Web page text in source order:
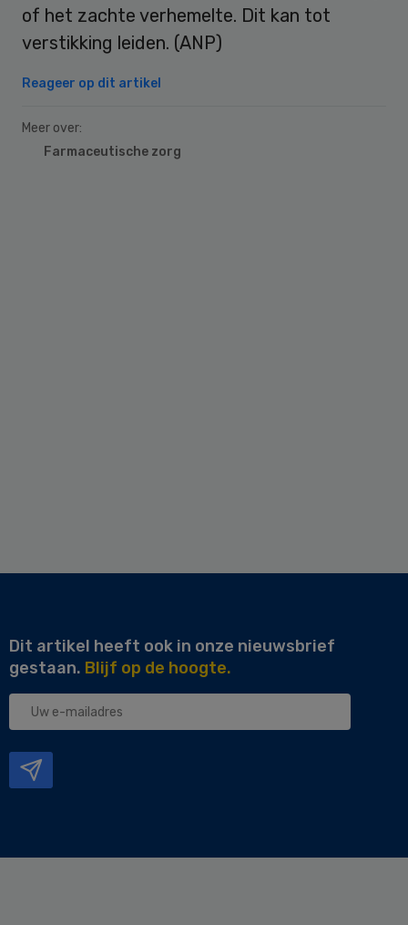
of het zachte verhemelte. Dit kan tot
verstikking leiden. (ANP)
Reageer op dit artikel
Meer over:
Farmaceutische zorg
Dit artikel heeft ook in onze nieuwsbrief
gestaan. Blijf op de hoogte.
Uw